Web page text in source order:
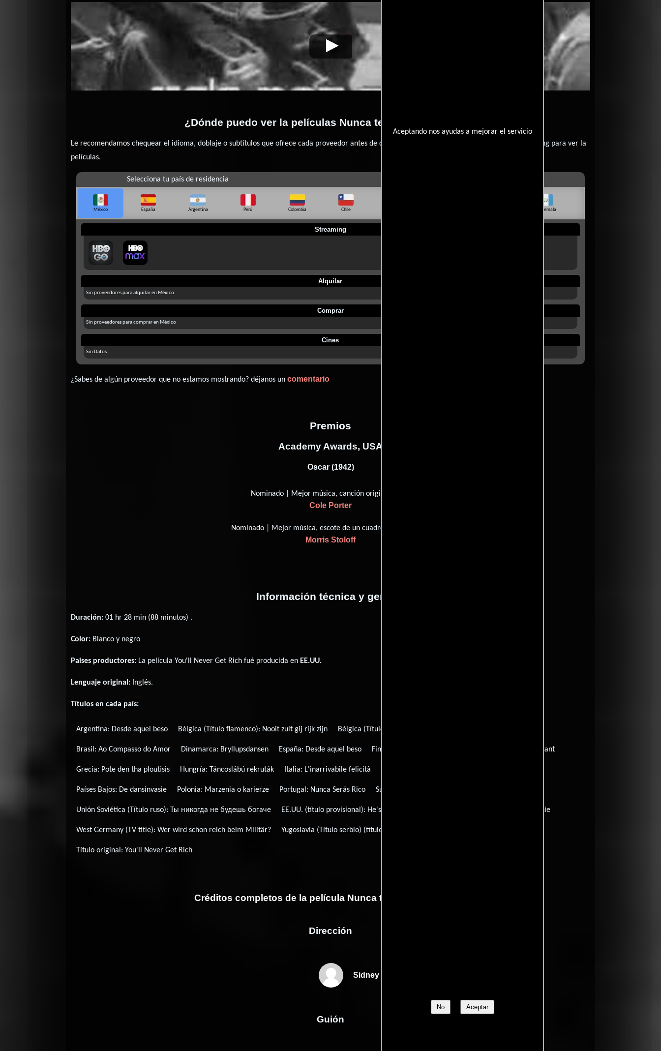
Aceptando nos ayudas a mejorar el servicio
No Aceptar
Nunca tendrás un centavo Video de la película Nunca tendrás un centavo
¿Dónde puedo ver la películas Nunca tendrás un centavo?
Le recomendamos chequear el idioma, doblaje o subtítulos que ofrece cada proveedor antes de comprar, alquilar o contratar un servicio de streming para ver la
películas.
Selecciona tu país de residencia
México España Argentina Perú Colombia Chile Guatemala
Streaming
Alquilar
Sin proveedores para alquilar en México
Comprar
Sin proveedores para comprar en México
Cines
Sin Datos
¿Sabes de algún proveedor que no estamos mostrando? déjanos uncomentario
Premios
Academy Awards, USA
Oscar (1942)
Nominado | Mejor música, canción original
Cole Porter
Nominado | Mejor música, escote de un cuadro musical
Morris Stoloff
Información técnica y general
Duración: 01 hr 28 min (88 minutos) .
Color: Blanco y negro
Paises productores: La película You'll Never Get Rich fué producida en EE.UU.
Lenguaje original: Inglés.
Títulos en cada país:
Argentina: Desde aquel beso Bélgica (Título flamenco): Nooit zult gij rijk zijn Bélgica (Título francés):
Brasil: Ao Compasso do Amor Dinamarca: Bryllupsdansen España: Desde aquel beso Finlandia: L'amour vient en dansant
Grecia: Pote den tha ploutisis Hungría: Táncoslábú rekruták Italia: L'inarrivabile felicità
Países Bajos: De dansinvasie Polonia: Marzenia o karierze Portugal: Nunca Serás Rico Suecia:
Unión Soviética (Título ruso): Ты никогда не будешь богаче EE.UU. (título provisional): He's My Uncle Reich wirst du nie
West Germany (TV title): Wer wird schon reich beim Militär? Yugoslavia (Título serbio) (título literal):
Título original: You'll Never Get Rich
Créditos completos de la película Nunca tendrás un centavo
Dirección
Sidney Lanfield
Guión